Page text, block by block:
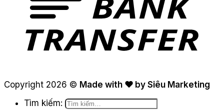
Copyright 2026 © Made with ❤ by Siêu Marketing
Tìm kiếm: